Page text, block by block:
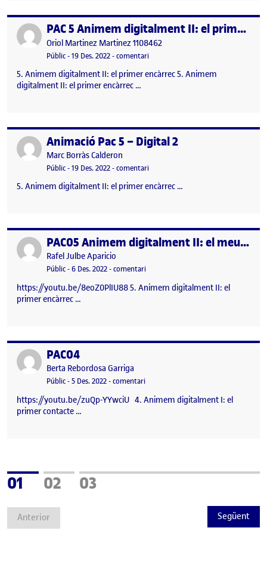
Publicat per PAC 5 Animem digitalment II: el primer encàrrec
Publicat per
Oriol Martinez Martinez 1108462
Visibilitat:
Públic-Data de publicació
19 Des. 2022-comentariel PAC 5 Animem digitalment II: el
5. Animem digitalment II: el primer encàrrec 5. Animem
digitalment II: el primer encàrrec …
Publicat perAnimació Pac 5 – Digital 2
Publicat per
Marc Borràs Calderon
Visibilitat:
Públic-Data de publicació
19 Des. 2022-comentariel Animació Pac 5 – Digital 2
5. Animem digitalment II: el primer encàrrec …
Publicat per PAC05 Animem digitalment II: el meu primer encàrrec
Publicat per
Rafel Julbe Aparicio
Visibilitat:
Públic-Data de publicació
6 Des. 20226 desembre, 2022 5:17 pm
-comentariel PAC05 Animem digitalment II: el
https://youtu.be/8eoZ0PlIU88 5. Animem digitalment II: el
primer encàrrec …
Publicat perPAC04
Publicat per
Berta Rebordosa Garriga
Visibilitat:
Públic-Data de publicació
5 Des. 2022-comentariel PAC04
https://youtu.be/zuQp-YYwciU 4. Animem digitalment I: el
primer contacte …
Anterior
Pàgina
01 Pàgina
02 Pàgina
03
Següent